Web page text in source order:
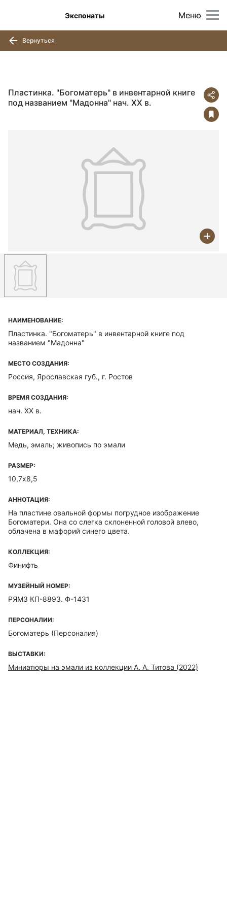
Меню
Экспонаты
Вернуться
Пластинка. "Богоматерь" в инвентарной книге
под названием "Мадонна" нач. ХХ в.
НАИМЕНОВАНИЕ:
Пластинка. "Богоматерь" в инвентарной книге под
названием "Мадонна"
МЕСТО СОЗДАНИЯ:
Россия, Ярославская губ., г. Ростов
ВРЕМЯ СОЗДАНИЯ:
нач. ХХ в.
МАТЕРИАЛ, ТЕХНИКА:
Медь, эмаль; живопись по эмали
РАЗМЕР:
10,7х8,5
АННОТАЦИЯ:
На пластине овальной формы погрудное изображение
Богоматери. Она со слегка склоненной головой влево,
облачена в мафорий синего цвета.
КОЛЛЕКЦИЯ:
Финифть
МУЗЕЙНЫЙ НОМЕР:
РЯМЗ КП-8893. Ф-1431
ПЕРСОНАЛИИ:
Богоматерь (Персоналия)
ВЫСТАВКИ:
Миниатюры на эмали из коллекции А. А. Титова (2022)